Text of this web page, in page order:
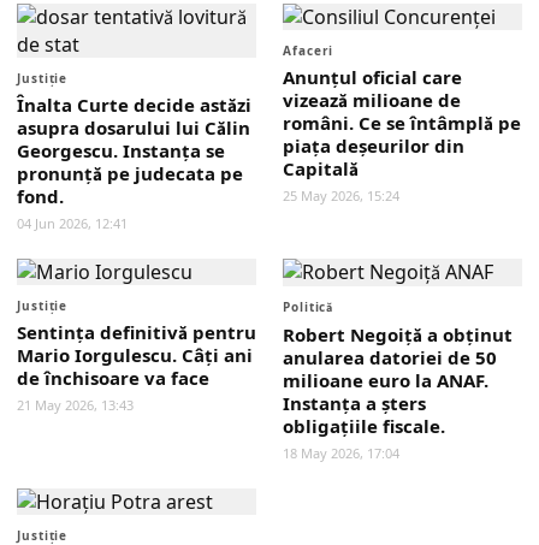
Justiţie
Înalta Curte decide astăzi
asupra dosarului lui Călin
Georgescu. Instanța se
pronunță pe judecata pe
fond.
04 Jun 2026, 12:41
Afaceri
Anunțul oficial care
vizează milioane de
români. Ce se întâmplă pe
piața deșeurilor din
Capitală
25 May 2026, 15:24
Justiţie
Sentința definitivă pentru
Mario Iorgulescu. Câți ani
de închisoare va face
21 May 2026, 13:43
Politică
Robert Negoiță a obținut
anularea datoriei de 50
milioane euro la ANAF.
Instanța a șters
obligațiile fiscale.
18 May 2026, 17:04
Justiţie